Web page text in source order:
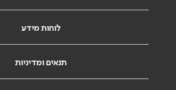
לוחות מידע
תנאים ומדיניות